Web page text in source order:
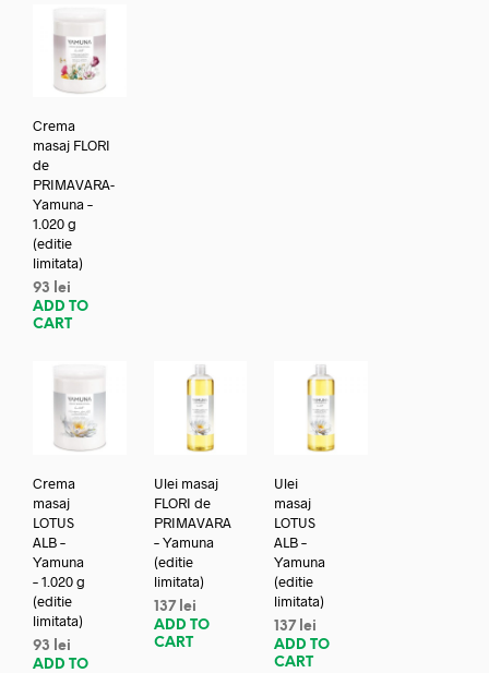
Crema
masaj FLORI
de
PRIMAVARA-
Yamuna –
1.020 g
(editie
limitata)
93
lei
ADD TO
CART
Crema
masaj
LOTUS
ALB –
Yamuna
– 1.020 g
(editie
limitata)
93
lei
ADD TO
Ulei masaj
FLORI de
PRIMAVARA
– Yamuna
(editie
limitata)
137 lei
ADD TO
CART
Ulei
masaj
LOTUS
ALB –
Yamuna
(editie
limitata)
137 lei
ADD TO
CART